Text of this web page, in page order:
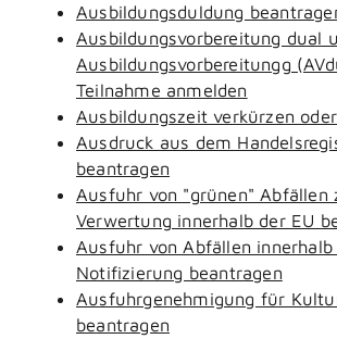
Ausbildungsduldung
Ausbildungsvorbereitung dual
Ausbildungsvorbereitungg
Teilnahme anmelden
Ausbildungszeit verkürzen
Ausdruck aus dem
beantragen
Ausfuhr von "grünen" Abfällen
Verwertung innerhalb der EU
Ausfuhr von Abfällen
Notifizierung beantragen
Ausfuhrgenehmigung für
beantragen